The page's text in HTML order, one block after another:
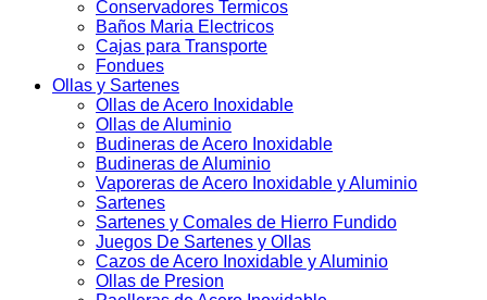
Conservadores Termicos
Baños Maria Electricos
Cajas para Transporte
Fondues
Ollas y Sartenes
Ollas de Acero Inoxidable
Ollas de Aluminio
Budineras de Acero Inoxidable
Budineras de Aluminio
Vaporeras de Acero Inoxidable y Aluminio
Sartenes
Sartenes y Comales de Hierro Fundido
Juegos De Sartenes y Ollas
Cazos de Acero Inoxidable y Aluminio
Ollas de Presion